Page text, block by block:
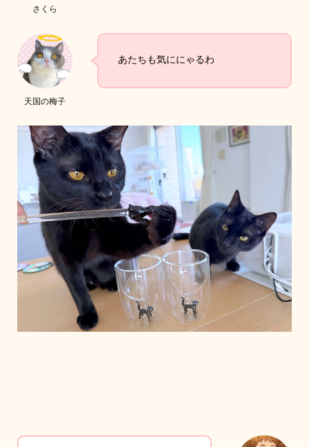
さくら
天国の梅子
あたちも気ににゃるわ